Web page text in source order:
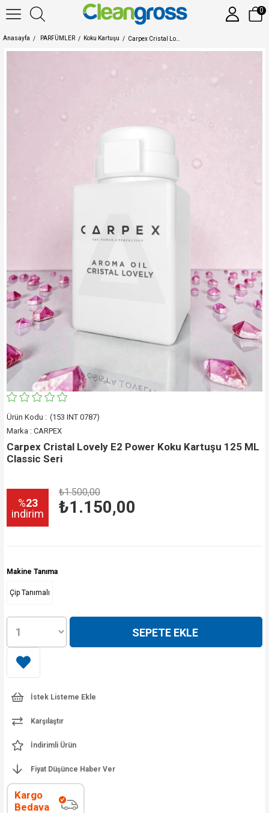
0
Anasayfa PARFÜMLER Koku Kartuşu
(153 INT 0787)
Marka : CARPEX
Carpex Cristal Lovely E2 Power Koku Kartuşu 125 ML
Classic Seri
%23
i̇ndirim
₺1.500,00
₺1.150,00
Makine Tanıma
Çip Tanımalı
İstek Listeme Ekle
Karşılaştır
İndirimli Ürün
Fiyat Düşünce Haber Ver
Kargo
Bedava